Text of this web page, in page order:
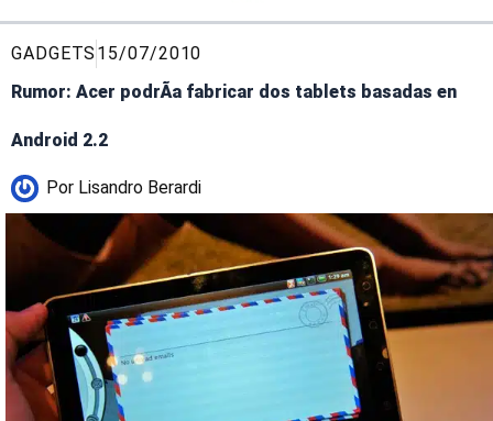
GADGETS 15/07/2010
Rumor: Acer podrÃ­a fabricar dos tablets basadas en
Android 2.2
Por Lisandro Berardi